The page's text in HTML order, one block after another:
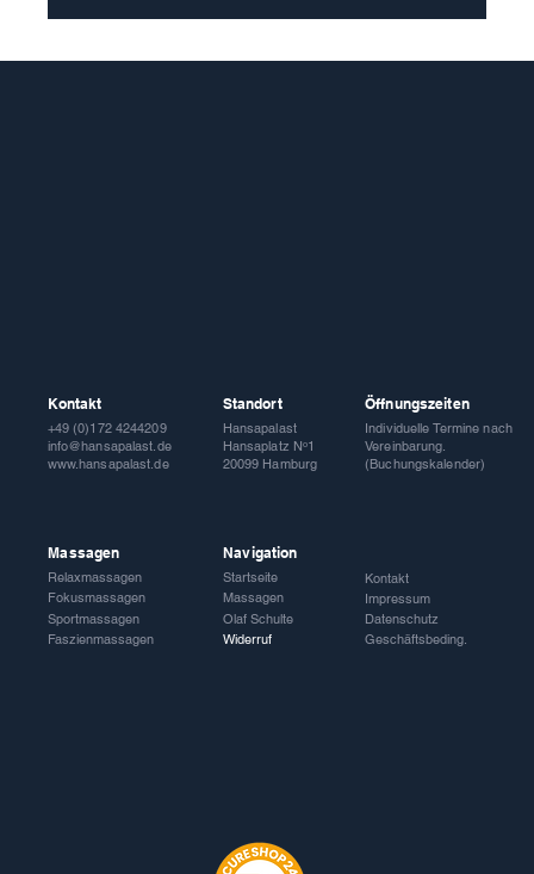
Kontakt
+49 (0)172 4244209
info@hansapalast.de
www.hansapalast.de
Standort
Hansapalast
Hansaplatz Nᵒ1
20099 Hamburg
Öffnungszeiten
Individuelle Termine nach
Vereinbarung.
(Buchungskalender)
Massagen
Relaxmassagen
Fokusmassagen
Sportmassagen
Faszienmassagen
Navigation
Startseite
Massagen
Olaf Schulte
Widerruf
Kontakt
Impressum
Datenschutz
Geschäftsbeding.